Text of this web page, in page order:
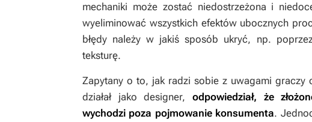
mechaniki może zostać niedostrzeżona i
wyeliminować wszystkich efektów ubocznych
błędy należy w jakiś sposób ukryć, np.
teksturę.
Zapytany o to, jak radzi sobie z uwagami graczy
działał jako designer, odpowiedział, że
wychodzi poza pojmowanie konsumenta.